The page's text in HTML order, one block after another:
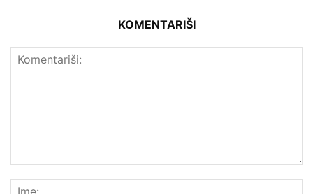
KOMENTARIŠI